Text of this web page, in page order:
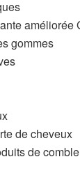
améliorée
gommes
de cheveux
de